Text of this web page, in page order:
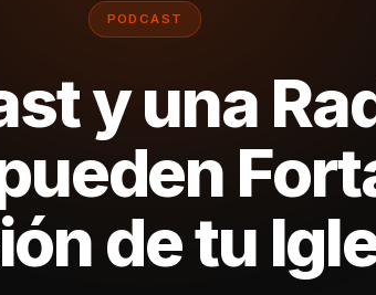
PODCAST
y una
de tu